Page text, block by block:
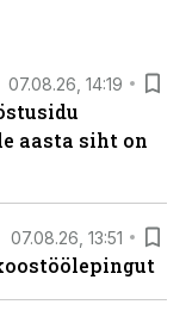
07.08.26, 14:19
aasta siht on
07.08.26, 13:51